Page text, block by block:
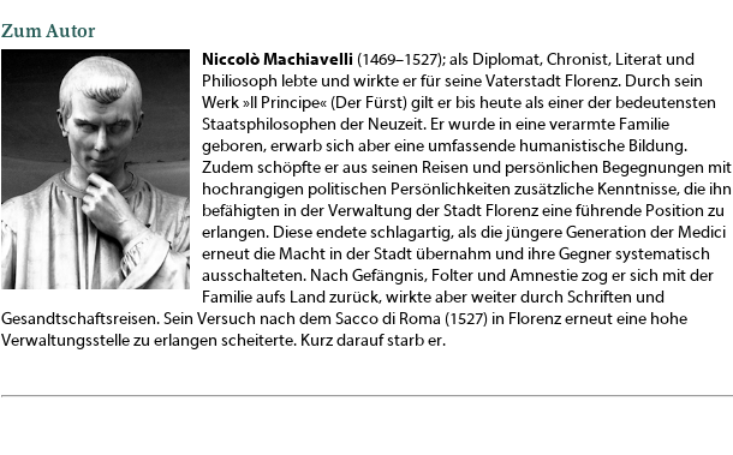
Zum Autor
Niccolò Machiavelli (1469–1527); als Diplomat, Chronist, Literat und
Philiosoph lebte und wirkte er für seine Vaterstadt Florenz. Durch sein
Werk »Il Principe« (Der Fürst) gilt er bis heute als einer der bedeutensten
Staatsphilosophen der Neuzeit. Er wurde in eine verarmte Familie
geboren, erwarb sich aber eine umfassende humanistische Bildung.
Zudem schöpfte er aus seinen Reisen und persönlichen Begegnungen mit
hochrangigen politischen Persönlichkeiten zusätzliche Kenntnisse, die ihn
befähigten in der Verwaltung der Stadt Florenz eine führende Position zu
erlangen. Diese endete schlagartig, als die jüngere Generation der Medici
erneut die Macht in der Stadt übernahm und ihre Gegner systematisch
ausschalteten. Nach Gefängnis, Folter und Amnestie zog er sich mit der
Familie aufs Land zurück, wirkte aber weiter durch Schriften und
Gesandtschaftsreisen. Sein Versuch nach dem Sacco di Roma (1527) in Florenz erneut eine hohe
Verwaltungsstelle zu erlangen scheiterte. Kurz darauf starb er.